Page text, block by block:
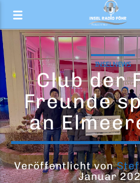
INSELNEWS
Club der
Freunde
an
Veröffentlicht von
Januar